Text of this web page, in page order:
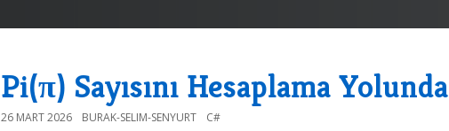
Pi(π) Sayısını Hesaplama Yolunda
26 MART 2026 BURAK-SELIM-SENYURT C#